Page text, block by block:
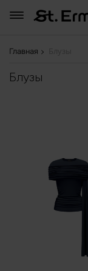
Главная
Блузы